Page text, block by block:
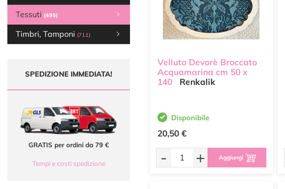
Tessuti (495)
Timbri, Tamponi (711)
SPEDIZIONE IMMEDIATA!
GRATIS per ordini da 79 €
Tempi e costi spedizione
Velluto Devorè Broccato
Acquamarina cm 50 x
140
Renkalik
Disponibile
20,50 €
- + Aggiungi